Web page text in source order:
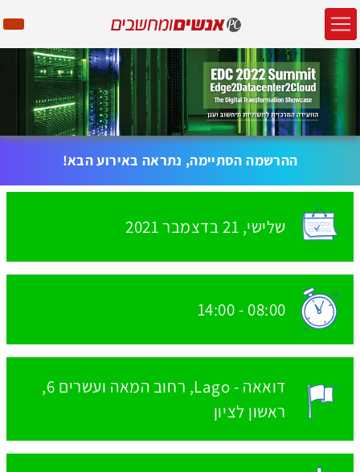
ההרשמה הסתיימה, נתראה באירוע הבא!
האירוע יתקיים בתאריך
שלישי, 21 בדצמבר 2021
שעת התחלת האירוע:
08:00
-
14:00
מקום האירוע:
דואאה - Lago
רחוב המאה ועשרים 6,
ראשון לציון